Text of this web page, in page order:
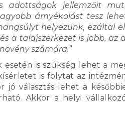
adottságok jellemzőit
árnyékolást tesz
helyezünk, ezáltal
a talajszerkezet is jobb,
számára.”
esetén is szükség lehet a
is folytat az
jó választás lehet a
Akkor a helyi